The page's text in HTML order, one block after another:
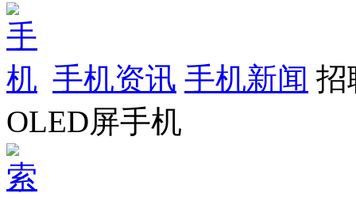
手机资讯 手机新闻 招
OLED屏手机